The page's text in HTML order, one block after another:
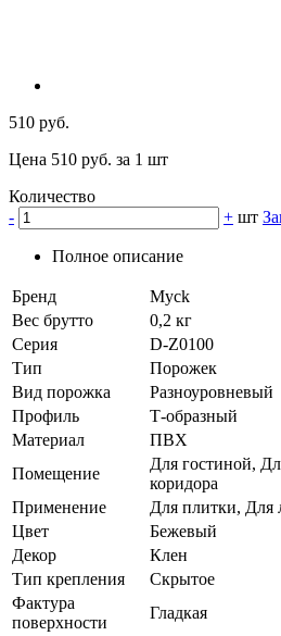
510 руб.
Цена 510 руб. за 1 шт
Количество
-
+ шт
Полное описание
Бренд
Myck
Вес брутто
0,2 кг
Серия
D-Z0100
Тип
Порожек
Вид порожка
Разноуровневый
Профиль
Т-образный
Материал
ПВХ
Помещение
Для гостиной,
коридора
Применение
Для плитки, Для
Цвет
Бежевый
Декор
Клен
Тип крепления
Скрытое
Фактура
поверхности
Гладкая